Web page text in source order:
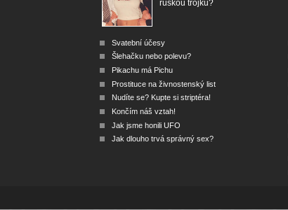
ruskou trojku?
Svatební účesy
Šlehačku nebo polevu?
Pikachu má Pichu
Prostituce na živnostenský list
Nudíte se? Kupte si striptéra!
Končím náš vztah!
Jak jsme honili UFO
Jak dlouho trvá správný sex?